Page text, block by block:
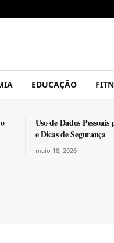
EDUCAÇÃO
Uso de Dados
e Dicas de Segurança
maio 18, 2026